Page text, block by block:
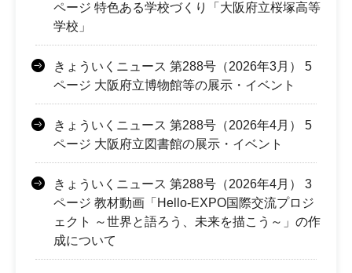
ページ 特色ある学校づくり「大阪府立桜塚高等
学校」
きょういくニュース 第288号（2026年3月） 5
ページ 大阪府立博物館等の展示・イベント
きょういくニュース 第288号（2026年4月） 5
ページ 大阪府立図書館の展示・イベント
きょういくニュース 第288号（2026年4月） 3
ページ 教材動画「Hello-EXPO国際交流プロジ
ェクト ～世界と語ろう、未来を描こう～」の作
成について